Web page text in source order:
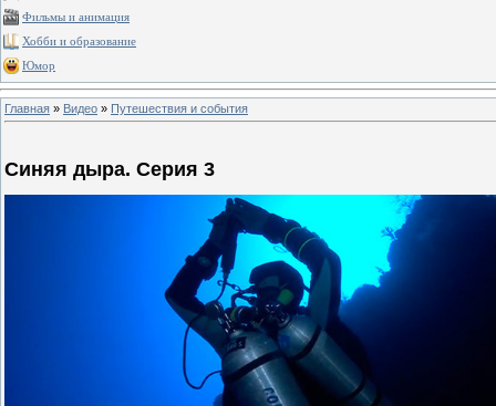
Фильмы и анимация
Хобби и образование
Юмор
Главная » Видео » Путешествия и события
Синяя дыра. Серия 3